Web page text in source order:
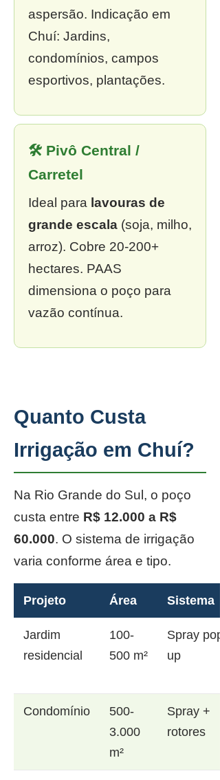
aspersão. Indicação em
Chuí: Jardins,
condomínios, campos
esportivos, plantações.
🛠 Pivô Central /
Carretel
Ideal para lavouras de
grande escala (soja, milho,
arroz). Cobre 20-200+
hectares. PAAS
dimensiona o poço para
vazão contínua.
Quanto Custa
Irrigação em Chuí?
Na Rio Grande do Sul, o poço
custa entre R$ 12.000 a R$
60.000. O sistema de irrigação
varia conforme área e tipo.
Projeto Área Sistema
Jardim
residencial
100-
500 m²
Spray pop-
up
Condomínio
500-
3.000
m²
Spray +
rotores